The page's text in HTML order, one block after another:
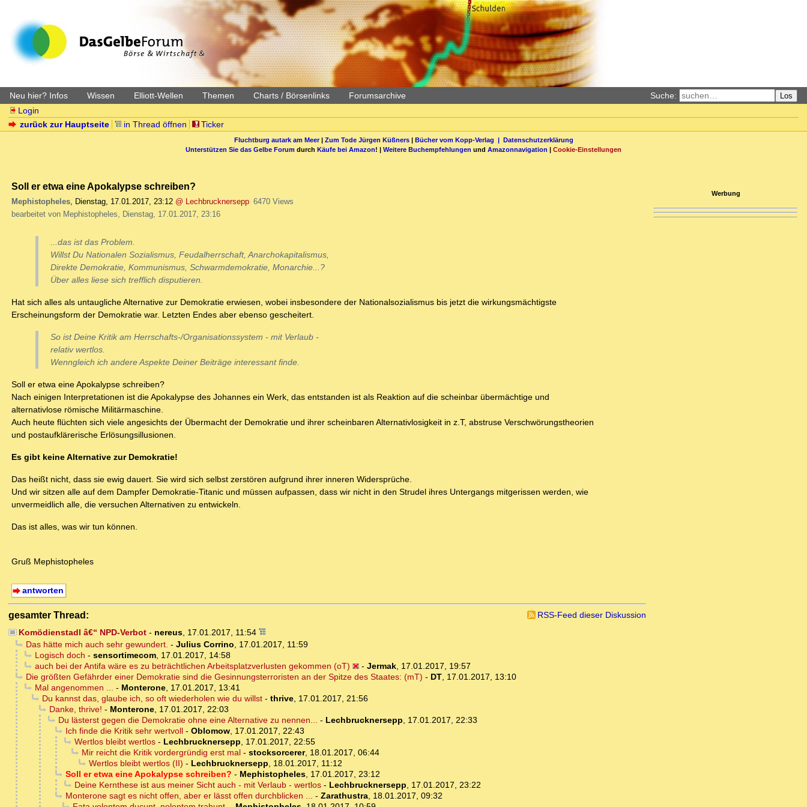
Neu hier? Infos Wissen Elliott-Wellen Themen Charts / Börsenlinks Forumsarchive Suche: Los
Login
zurück zur Hauptseite
in Thread öffnen Ticker
Fluchtburg autark am Meer| Zum Tode Jürgen Küßners| Bücher vom Kopp-Verlag | Datenschutzerklärung
Unterstützen Sie das Gelbe Forum durch Käufe bei Amazon! | Weitere Buchempfehlungen und Amazonnavigation | Cookie-Einstellungen
Soll er etwa eine Apokalypse schreiben?
Mephistopheles, Dienstag, 17.01.2017, 23:12 @ Lechbrucknersepp 6470 Views
bearbeitet von Mephistopheles, Dienstag, 17.01.2017, 23:16
...das ist das Problem.
Willst Du Nationalen Sozialismus, Feudalherrschaft, Anarchokapitalismus,
Direkte Demokratie, Kommunismus, Schwarmdemokratie, Monarchie...?
Über alles liese sich trefflich disputieren.
Hat sich alles als untaugliche Alternative zur Demokratie erwiesen, wobei insbesondere der Nationalsozialismus bis jetzt die wirkungsmächtigste
Erscheinungsform der Demokratie war. Letzten Endes aber ebenso gescheitert.
So ist Deine Kritik am Herrschafts-/Organisationssystem - mit Verlaub -
relativ wertlos.
Wenngleich ich andere Aspekte Deiner Beiträge interessant finde.
Soll er etwa eine Apokalypse schreiben?
Nach einigen Interpretationen ist die Apokalypse des Johannes ein Werk, das entstanden ist als Reaktion auf die scheinbar übermächtige und
alternativlose römische Militärmaschine.
Auch heute flüchten sich viele angesichts der Übermacht der Demokratie und ihrer scheinbaren Alternativlosigkeit in z.T, abstruse Verschwörungstheorien
und postaufklärerische Erlösungsillusionen.
Es gibt keine Alternative zur Demokratie!
Das heißt nicht, dass sie ewig dauert. Sie wird sich selbst zerstören aufgrund ihrer inneren Widersprüche.
Und wir sitzen alle auf dem Dampfer Demokratie-Titanic und müssen aufpassen, dass wir nicht in den Strudel ihres Untergangs mitgerissen werden, wie
unvermeidlich alle, die versuchen Alternativen zu entwickeln.
Das ist alles, was wir tun können.
Gruß Mephistopheles
antworten
gesamter Thread:
RSS-Feed dieser Diskussion
Komödienstadl â€“ NPD-Verbot- nereus, 17.01.2017, 11:54
Das hätte mich auch sehr gewundert. - Julius Corrino, 17.01.2017, 11:59
Logisch doch - sensortimecom, 17.01.2017, 14:58
auch bei der Antifa wäre es zu beträchtlichen Arbeitsplatzverlusten gekommen (oT)
- Jermak, 17.01.2017, 19:57
Die größten Gefährder einer Demokratie sind die Gesinnungsterroristen an der Spitze des Staates: (mT) - DT, 17.01.2017, 13:10
Mal angenommen ... - Monterone, 17.01.2017, 13:41
Du kannst das, glaube ich, so oft wiederholen wie du willst- thrive, 17.01.2017, 21:56
Danke, thrive! - Monterone, 17.01.2017, 22:03
Du lästerst gegen die Demokratie ohne eine Alternative zu nennen... - Lechbrucknersepp, 17.01.2017, 22:33
Ich finde die Kritik sehr wertvoll- Oblomow, 17.01.2017, 22:43
Wertlos bleibt wertlos- Lechbrucknersepp, 17.01.2017, 22:55
Mir reicht die Kritik vordergründig erst mal- stocksorcerer, 18.01.2017, 06:44
Wertlos bleibt wertlos (II) - Lechbrucknersepp, 18.01.2017, 11:12
Soll er etwa eine Apokalypse schreiben? - Mephistopheles, 17.01.2017, 23:12
Deine Kernthese ist aus meiner Sicht auch - mit Verlaub - wertlos- Lechbrucknersepp, 17.01.2017, 23:22
Monterone sagt es nicht offen, aber er lässt offen durchblicken ... - Zarathustra, 18.01.2017, 09:32
Werbung